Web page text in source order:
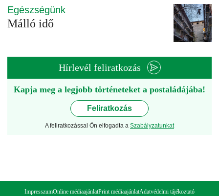
Egészségünk
Málló idő
Hírlevél feliratkozás
Kapja meg a legjobb történeteket a postaládájába!
Feliratkozás
A feliratkozással Ön elfogadta a Szabályzatunkat
ImpresszumOnline médiaajánlatPrint médiaajánlatAdatvédelmi tájékoztató